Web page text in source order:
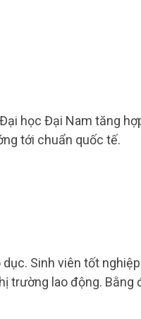
học Đại Nam tăng
tới chuẩn quốc tế.
Sinh viên tốt nghiệp
trường lao động. Bằng